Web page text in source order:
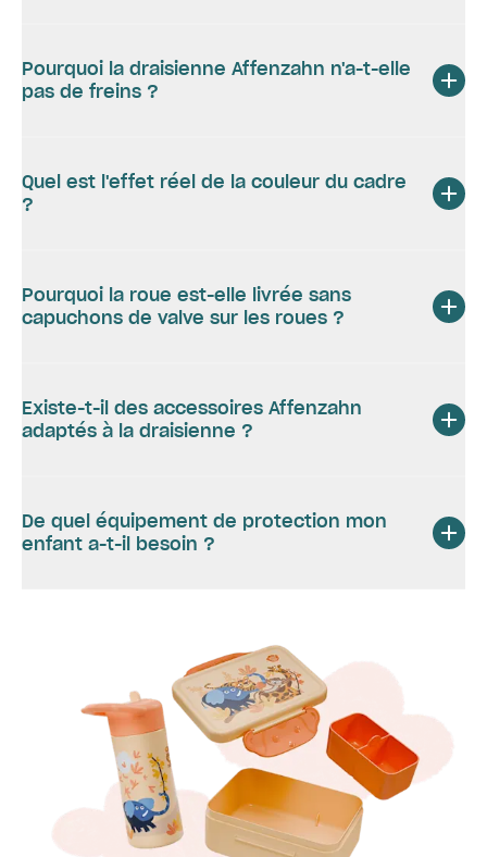
Pourquoi la draisienne Affenzahn n'a-t-elle
pas de freins ?
Quel est l'effet réel de la couleur du cadre
?
Pourquoi la roue est-elle livrée sans
capuchons de valve sur les roues ?
Existe-t-il des accessoires Affenzahn
adaptés à la draisienne ?
De quel équipement de protection mon
enfant a-t-il besoin ?